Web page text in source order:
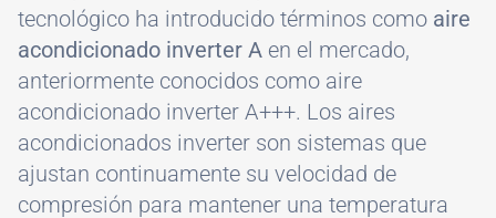
tecnológico ha introducido términos como aire
acondicionado inverter A en el mercado,
anteriormente conocidos como aire
acondicionado inverter A+++. Los aires
acondicionados inverter son sistemas que
ajustan continuamente su velocidad de
compresión para mantener una temperatura